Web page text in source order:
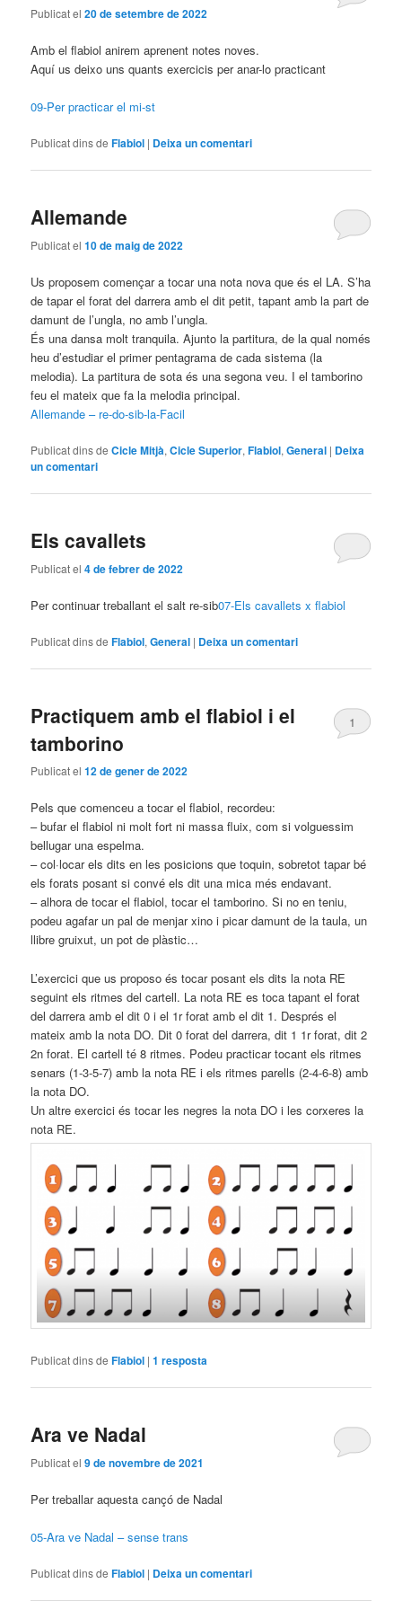
Publicat el20 de setembre de 2022
Amb el flabiol anirem aprenent notes noves.
Aquí us deixo uns quants exercicis per anar-lo practicant
09-Per practicar el mi-st
Publicat dins de Flabiol | Deixa un comentari
Allemande
Publicat el10 de maig de 2022
Us proposem començar a tocar una nota nova que és el LA. S’ha
de tapar el forat del darrera amb el dit petit, tapant amb la part de
damunt de l’ungla, no amb l’ungla.
És una dansa molt tranquila. Ajunto la partitura, de la qual només
heu d’estudiar el primer pentagrama de cada sistema (la
melodia). La partitura de sota és una segona veu. I el tamborino
feu el mateix que fa la melodia principal.
Allemande – re-do-sib-la-Facil
Publicat dins de Cicle Mitjà,Cicle Superior,Flabiol,General | Deixa
un comentari
Els cavallets
Publicat el4 de febrer de 2022
Per continuar treballant el salt re-sib07-Els cavallets x flabiol
Publicat dins de Flabiol,General | Deixa un comentari
Practiquem amb el flabiol i el
tamborino
Publicat el12 de gener de 2022
1
Pels que comenceu a tocar el flabiol, recordeu:
– bufar el flabiol ni molt fort ni massa fluix, com si volguessim
bellugar una espelma.
– col·locar els dits en les posicions que toquin, sobretot tapar bé
els forats posant si convé els dit una mica més endavant.
– alhora de tocar el flabiol, tocar el tamborino. Si no en teniu,
podeu agafar un pal de menjar xino i picar damunt de la taula, un
llibre gruixut, un pot de plàstic…
L’exercici que us proposo és tocar posant els dits la nota RE
seguint els ritmes del cartell. La nota RE es toca tapant el forat
del darrera amb el dit 0 i el 1r forat amb el dit 1. Després el
mateix amb la nota DO. Dit 0 forat del darrera, dit 1 1r forat, dit 2
2n forat. El cartell té 8 ritmes. Podeu practicar tocant els ritmes
senars (1-3-5-7) amb la nota RE i els ritmes parells (2-4-6-8) amb
la nota DO.
Un altre exercici és tocar les negres la nota DO i les corxeres la
nota RE.
Publicat dins de Flabiol |1 resposta
Ara ve Nadal
Publicat el9 de novembre de 2021
Per treballar aquesta cançó de Nadal
05-Ara ve Nadal – sense trans
Publicat dins de Flabiol | Deixa un comentari